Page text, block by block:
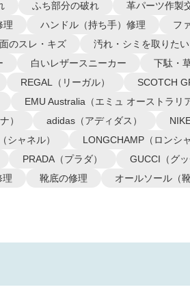
ふち部分の破れ
革パーツ作製
理 ハンドル（持ち手）修理
フ
のスレ・キズ 汚れ・シミを取りたい
白いレザースニーカー 下駄・
REGAL（リーガル）
SCOTCH
EMU Australia（エミュ オーストラリ
）
adidas（アディダス）
シャネル）
LONGCHAMP（ロンシャ
PRADA（プラダ）
GUCCI（グッ
理 靴底の修理 オールソール（